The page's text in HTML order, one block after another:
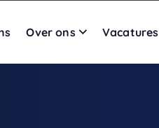
Over ons Vacatures